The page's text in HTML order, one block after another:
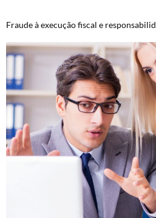
Fraude à execução fiscal e